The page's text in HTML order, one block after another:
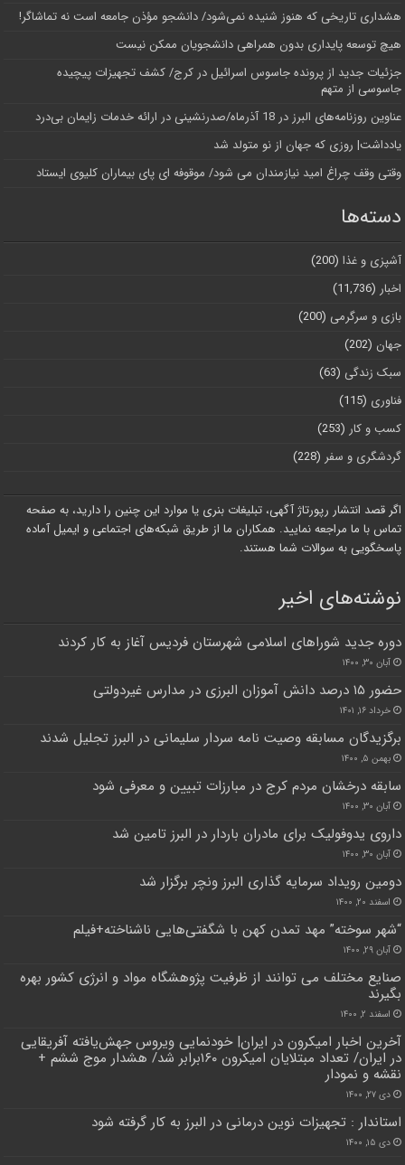
هشداری تاریخی که هنوز شنیده نمی‌شود/ دانشجو مؤذن جامعه است نه تماشاگر!
هیچ توسعه پایداری بدون همراهی دانشجویان ممکن نیست
جزئیات جدید از پرونده جاسوس اسرائیل در کرج/‌ کشف تجهیزات پیچیده
جاسوسی از متهم
عناوین روزنامه‌های البرز در ‌18 آذرماه/صدرنشینی در ارائه خدمات زایمان بی‌درد
یادداشت| روزی که جهان از نو متولد شد
وقتی وقف چراغ امید نیازمندان می شود/ موقوفه ای پای بیماران کلیوی ایستاد
دسته‌ها
آشپزی و غذا (200)
اخبار (11,736)
بازی و سرگرمی (200)
جهان (202)
سبک زندگی (63)
فناوری (115)
کسب و کار (253)
گردشگری و سفر (228)
اگر قصد انتشار رپورتاژ آگهی، تبلیغات بنری یا موارد این چنین را دارید، به صفحه
تماس با ما مراجعه نمایید. همکاران ما از طریق شبکه‌های اجتماعی و ایمیل آماده
پاسخگویی به سوالات شما هستند.
نوشته‌های اخیر
دوره جدید شوراهای اسلامی شهرستان فردیس آغاز به کار کردند
آبان ۳۰, ۱۴۰۰
حضور ۱۵ درصد دانش آموزان البرزی در مدارس غیردولتی
خرداد ۱۶, ۱۴۰۱
برگزیدگان مسابقه وصیت نامه سردار سلیمانی در البرز تجلیل شدند
بهمن ۵, ۱۴۰۰
سابقه درخشان مردم کرج در مبارزات تبیین و معرفی شود
آبان ۳۰, ۱۴۰۰
داروی یدوفولیک برای مادران باردار در البرز تامین شد
آبان ۳۰, ۱۴۰۰
دومین رویداد سرمایه گذاری البرز ونچر برگزار شد
اسفند ۲۰, ۱۴۰۰
“شهر سوخته” مهد تمدن کهن با شگفتی‌هایی ناشناخته+فیلم
آبان ۲۹, ۱۴۰۰
صنایع مختلف می توانند از ظرفیت پژوهشگاه مواد و انرژی کشور بهره
بگیرند
اسفند ۲, ۱۴۰۰
آخرین اخبار امیکرون در ایران| خودنمایی ویروس جهش‌یافته آفریقایی
در ایران/ تعداد مبتلایان امیکرون ۱۶۰برابر شد/ هشدار موج ششم +
نقشه و نمودار
دی ۲۷, ۱۴۰۰
استاندار : تجهیزات نوین درمانی در البرز به کار گرفته شود
دی ۱۵, ۱۴۰۰